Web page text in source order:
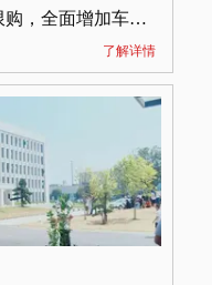
重磅！发改委拟放开汽车限购，全面增加车牌指标
了解详情